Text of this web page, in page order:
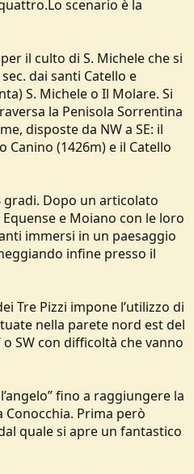
scenario è la
il culto di S. Michele che si
dai santi Catello e
S. Michele o Il Molare. Si
la Penisola Sorrentina
disposte da NW a SE: il
(1426m) e il Catello
Dopo un articolato
e Moiano con le loro
immersi in un paesaggio
infine presso il
Tre Pizzi impone l’utilizzo di
nella parete nord est del
SW con difficoltà che vanno
fino a raggiungere la
Prima però
quale si apre un fantastico